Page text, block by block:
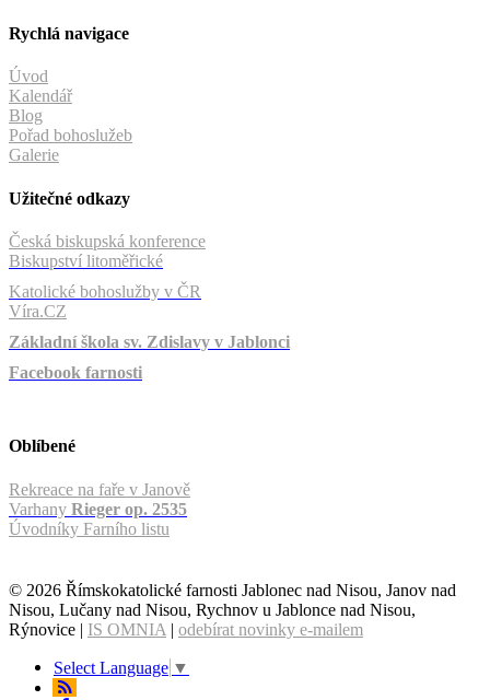
Rychlá navigace
Úvod
Kalendář
Blog
Pořad bohoslužeb
Galerie
Užitečné odkazy
Česká biskupská konference
Biskupství litoměřické
Katolické bohoslužby v ČR
Víra.CZ
Základní škola sv. Zdislavy v Jablonci
Facebook farnosti
Oblíbené
Rekreace na faře v Janově
Varhany Rieger op. 2535
Úvodníky Farního listu
© 2026 Římskokatolické farnosti Jablonec nad Nisou, Janov nad
Nisou, Lučany nad Nisou, Rychnov u Jablonce nad Nisou,
Rýnovice | IS OMNIA | odebírat novinky e-mailem
Select Language ▼